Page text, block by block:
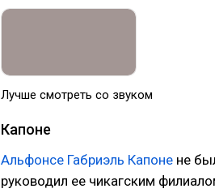
Лучше смотреть со звуком
Капоне
Альфонсе Габриэль Капоне не
руководил ее чикагским